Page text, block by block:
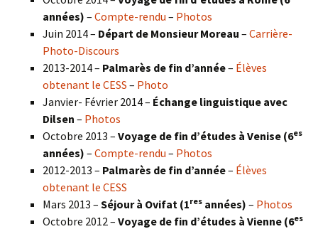
années) – Compte-rendu – Photos
Juin 2014 – Départ de Monsieur Moreau – Carrière-
Photo-Discours
2013-2014 – Palmarès de fin d’année– Élèves
obtenant le CESS – Photo
Janvier- Février 2014 – Échange linguistique avec
Dilsen – Photos
Octobre 2013 – Voyage de fin d’études à Venise (6es
années) – Compte-rendu – Photos
2012-2013 – Palmarès de fin d’année– Élèves
obtenant le CESS
Mars 2013 – Séjour à Ovifat (1res années) – Photos
Octobre 2012 – Voyage de fin d’études à Vienne (6es